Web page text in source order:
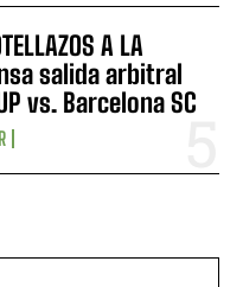
A LA
salida arbitral
vs. Barcelona SC